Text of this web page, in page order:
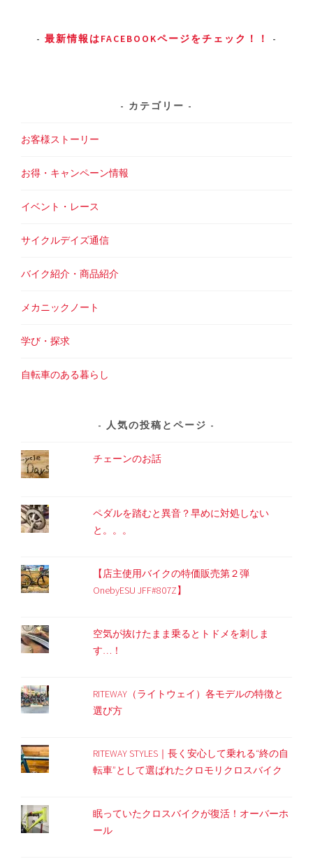
最新情報はFACEBOOKページをチェック！！
カテゴリー
お客様ストーリー
お得・キャンペーン情報
イベント・レース
サイクルデイズ通信
バイク紹介・商品紹介
メカニックノート
学び・探求
自転車のある暮らし
人気の投稿とページ
チェーンのお話
ペダルを踏むと異音？早めに対処しない
と。。。
【店主使用バイクの特価販売第２弾
OnebyESU JFF#807Z】
空気が抜けたまま乗るとトドメを刺しま
す…！
RITEWAY（ライトウェイ）各モデルの特徴と
選び方
RITEWAY STYLES｜長く安心して乗れる“終の自
転車”として選ばれたクロモリクロスバイク
眠っていたクロスバイクが復活！オーバーホ
ール